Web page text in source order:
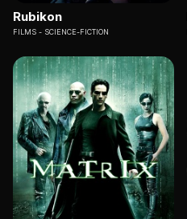
Rubikon
FILMS SCIENCE-FICTION